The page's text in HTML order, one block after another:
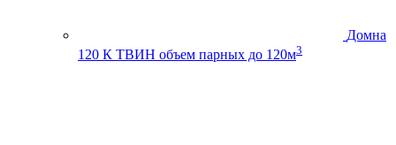
Домна
120 К ТВИН объем парных до 120м3